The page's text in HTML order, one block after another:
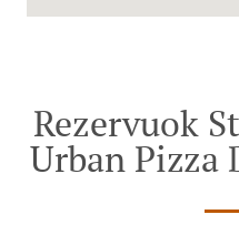
Rezervuok
Urban Pizza